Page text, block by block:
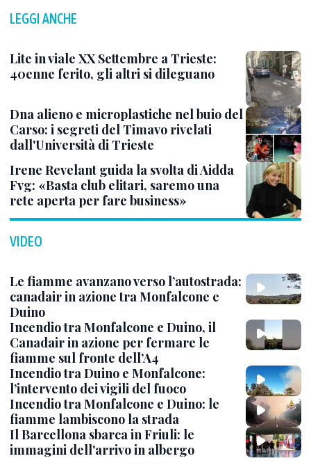
LEGGI ANCHE
Lite in viale XX Settembre a Trieste:
40enne ferito, gli altri si dileguano
Dna alieno e microplastiche nel buio del
Carso: i segreti del Timavo rivelati
dall'Università di Trieste
Irene Revelant guida la svolta di Aidda
Fvg: «Basta club elitari, saremo una
rete aperta per fare business»
VIDEO
Le fiamme avanzano verso l’autostrada:
canadair in azione tra Monfalcone e
Duino
Incendio tra Monfalcone e Duino, il
Canadair in azione per fermare le
fiamme sul fronte dell’A4
Incendio tra Duino e Monfalcone:
l’intervento dei vigili del fuoco
Incendio tra Monfalcone e Duino: le
fiamme lambiscono la strada
Il Barcellona sbarca in Friuli: le
immagini dell'arrivo in albergo